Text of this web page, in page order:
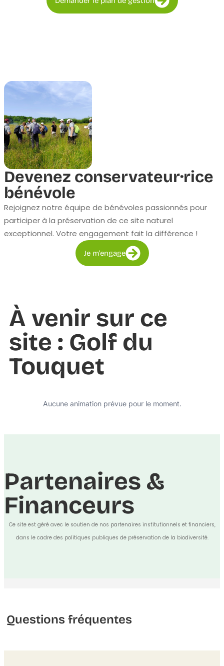
Devenez conservateur·rice
bénévole
Rejoignez notre équipe de bénévoles passionnés pour
participer à la préservation de ce site naturel
exceptionnel. Votre engagement fait la différence !
Je m'engage
À venir sur ce
site : Golf du
Touquet
Aucune animation prévue pour le moment.
Partenaires &
Financeurs
Ce site est géré avec le soutien de nos partenaires institutionnels et financiers,
dans le cadre des politiques publiques de préservation de la biodiversité.
Questions fréquentes